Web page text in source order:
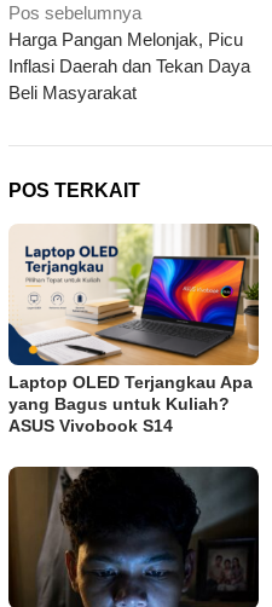
Navigasi
pos
Pos sebelumnya
Harga Pangan Melonjak, Picu
Inflasi Daerah dan Tekan Daya
Beli Masyarakat
POS TERKAIT
Laptop OLED Terjangkau Apa
yang Bagus untuk Kuliah?
ASUS Vivobook S14